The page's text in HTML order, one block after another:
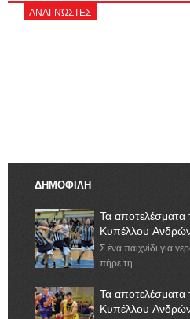
ΑΝΑΓΝΏΣΤΕΣ
ΔΗΜΟΦΙΛΗ
Τα
Κυπέλλου
Σ ένα παιχνίδι για
πήρε τη ...
Τα
Κυπέλλου